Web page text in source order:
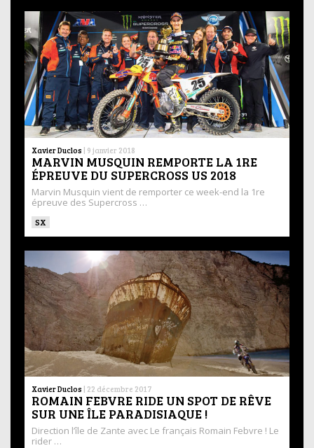
Xavier Duclos | 9 janvier 2018
MARVIN MUSQUIN REMPORTE LA 1RE
ÉPREUVE DU SUPERCROSS US 2018
Marvin Musquin vient de remporter ce week-end la 1re
épreuve des Supercross …
SX
Xavier Duclos | 22 décembre 2017
ROMAIN FEBVRE RIDE UN SPOT DE RÊVE
SUR UNE ÎLE PARADISIAQUE !
Direction l’île de Zante avec Le français Romain Febvre ! Le
rider …